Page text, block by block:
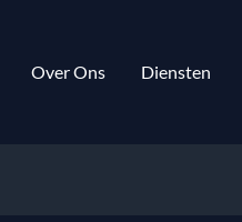
Over Ons Diensten